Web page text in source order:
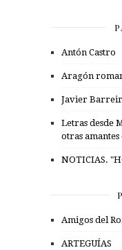
Antón Castro
Aragón
Javier
Letras desde
otras
NOTICIAS.
Amigos del
ARTEGUÍAS